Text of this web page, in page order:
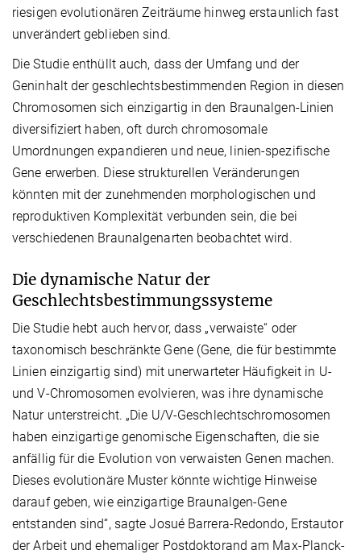
riesigen evolutionären Zeiträume hinweg erstaunlich fast
unverändert geblieben sind.
Die Studie enthüllt auch, dass der Umfang und der
Geninhalt der geschlechtsbestimmenden Region in diesen
Chromosomen sich einzigartig in den Braunalgen-Linien
diversifiziert haben, oft durch chromosomale
Umordnungen expandieren und neue, linien-spezifische
Gene erwerben. Diese strukturellen Veränderungen
könnten mit der zunehmenden morphologischen und
reproduktiven Komplexität verbunden sein, die bei
verschiedenen Braunalgenarten beobachtet wird.
Die dynamische Natur der
Geschlechtsbestimmungssysteme
Die Studie hebt auch hervor, dass „verwaiste“ oder
taxonomisch beschränkte Gene (Gene, die für bestimmte
Linien einzigartig sind) mit unerwarteter Häufigkeit in U-
und V-Chromosomen evolvieren, was ihre dynamische
Natur unterstreicht. „Die U/V-Geschlechtschromosomen
haben einzigartige genomische Eigenschaften, die sie
anfällig für die Evolution von verwaisten Genen machen.
Dieses evolutionäre Muster könnte wichtige Hinweise
darauf geben, wie einzigartige Braunalgen-Gene
entstanden sind“, sagte Josué Barrera-Redondo, Erstautor
der Arbeit und ehemaliger Postdoktorand am Max-Planck-